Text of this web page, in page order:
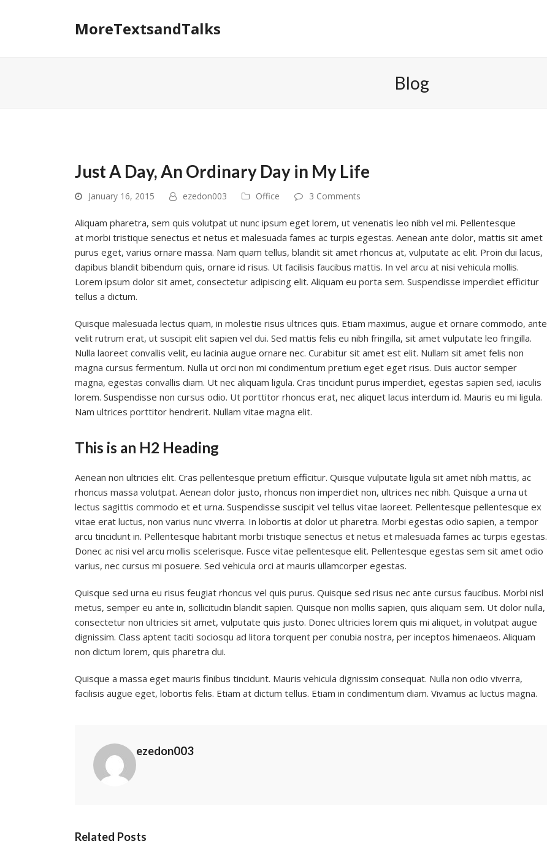
MoreTextsandTalks
Blog
Just A Day, An Ordinary Day in My Life
January 16, 2015 ezedon003 Office 3 Comments
Aliquam pharetra, sem quis volutpat ut nunc ipsum eget lorem, ut venenatis leo nibh vel mi. Pellentesque
at morbi tristique senectus et netus et malesuada fames ac turpis egestas. Aenean ante dolor, mattis sit amet
purus eget, varius ornare massa. Nam quam tellus, blandit sit amet rhoncus at, vulputate ac elit. Proin dui lacus,
dapibus blandit bibendum quis, ornare id risus. Ut facilisis faucibus mattis. In vel arcu at nisi vehicula mollis.
Lorem ipsum dolor sit amet, consectetur adipiscing elit. Aliquam eu porta sem. Suspendisse imperdiet efficitur
tellus a dictum.
Quisque malesuada lectus quam, in molestie risus ultrices quis. Etiam maximus, augue et ornare commodo, ante
velit rutrum erat, ut suscipit elit sapien vel dui. Sed mattis felis eu nibh fringilla, sit amet vulputate leo fringilla.
Nulla laoreet convallis velit, eu lacinia augue ornare nec. Curabitur sit amet est elit. Nullam sit amet felis non
magna cursus fermentum. Nulla ut orci non mi condimentum pretium eget eget risus. Duis auctor semper
magna, egestas convallis diam. Ut nec aliquam ligula. Cras tincidunt purus imperdiet, egestas sapien sed, iaculis
lorem. Suspendisse non cursus odio. Ut porttitor rhoncus erat, nec aliquet lacus interdum id. Mauris eu mi ligula.
Nam ultrices porttitor hendrerit. Nullam vitae magna elit.
This is an H2 Heading
Aenean non ultricies elit. Cras pellentesque pretium efficitur. Quisque vulputate ligula sit amet nibh mattis, ac
rhoncus massa volutpat. Aenean dolor justo, rhoncus non imperdiet non, ultrices nec nibh. Quisque a urna ut
lectus sagittis commodo et et urna. Suspendisse suscipit vel tellus vitae laoreet. Pellentesque pellentesque ex
vitae erat luctus, non varius nunc viverra. In lobortis at dolor ut pharetra. Morbi egestas odio sapien, a tempor
arcu tincidunt in. Pellentesque habitant morbi tristique senectus et netus et malesuada fames ac turpis egestas.
Donec ac nisi vel arcu mollis scelerisque. Fusce vitae pellentesque elit. Pellentesque egestas sem sit amet odio
varius, nec cursus mi posuere. Sed vehicula orci at mauris ullamcorper egestas.
Quisque sed urna eu risus feugiat rhoncus vel quis purus. Quisque sed risus nec ante cursus faucibus. Morbi nisl
metus, semper eu ante in, sollicitudin blandit sapien. Quisque non mollis sapien, quis aliquam sem. Ut dolor nulla,
consectetur non ultricies sit amet, vulputate quis justo. Donec ultricies lorem quis mi aliquet, in volutpat augue
dignissim. Class aptent taciti sociosqu ad litora torquent per conubia nostra, per inceptos himenaeos. Aliquam
non dictum lorem, quis pharetra dui.
Quisque a massa eget mauris finibus tincidunt. Mauris vehicula dignissim consequat. Nulla non odio viverra,
facilisis augue eget, lobortis felis. Etiam at dictum tellus. Etiam in condimentum diam. Vivamus ac luctus magna.
ezedon003
Related Posts